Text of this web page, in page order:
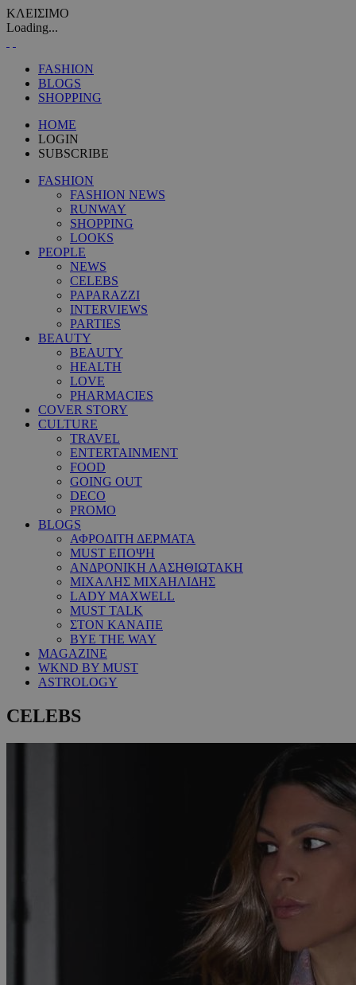
ΚΛΕΙΣΙΜΟ
Loading...
FASHION
BLOGS
SHOPPING
HOME
LOGIN
SUBSCRIBE
FASHION
FASHION NEWS
RUNWAY
SHOPPING
LOOKS
PEOPLE
NEWS
CELEBS
PAPARAZZI
INTERVIEWS
PARTIES
BEAUTY
BEAUTY
HEALTH
LOVE
PHARMACIES
COVER STORY
CULTURE
TRAVEL
ENTERTAINMENT
FOOD
GOING OUT
DECO
PROMO
BLOGS
ΑΦΡΟΔΙΤΗ ΔΕΡΜΑΤΑ
MUST ΕΠΟΨΗ
ΑΝΔΡΟΝΙΚΗ ΛΑΣΗΘΙΩΤΑΚΗ
ΜΙΧΑΛΗΣ ΜΙΧΑΗΛΙΔΗΣ
LADY MAXWELL
MUST TALK
ΣΤΟΝ ΚΑΝΑΠΕ
BYE THE WAY
MAGAZINE
WKND BY MUST
ASTROLOGY
CELEBS